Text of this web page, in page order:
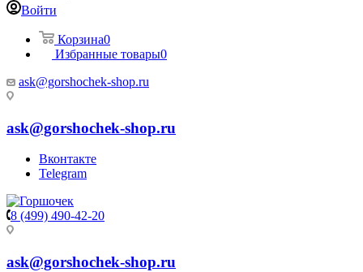
Войти
Корзина0
Избранные товары0
ask@gorshochek-shop.ru
ask@gorshochek-shop.ru
Вконтакте
Telegram
8 (499) 490-42-20
ask@gorshochek-shop.ru